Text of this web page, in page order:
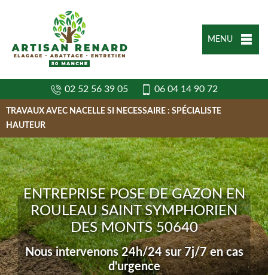
MENU
02 52 56 39 05 06 04 14 90 72
TRAVAUX AVEC NACELLE SI NECESSAIRE : SPÉCIALISTE
HAUTEUR
ENTREPRISE POSE DE GAZON EN
ROULEAU SAINT SYMPHORIEN
DES MONTS 50640
Nous intervenons 24h/24 sur 7j/7 en cas
d'urgence